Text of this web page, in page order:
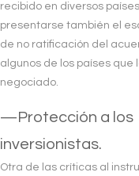
recibido en diversos
presentarse también el
de no ratificación del
algunos de los países que
negociado.
—Protección a los
inversionistas.
Otra de las críticas al